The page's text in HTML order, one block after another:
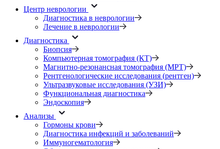
Центр неврологии
Диагностика в неврологии
Лечение в неврологии
Диагностика
Биопсия
Компьютерная томография (КТ)
Магнитно-резонансная томография (МРТ)
Рентгенологические исследования (рентген)
Ультразвуковые исследования (УЗИ)
Функциональная диагностика
Эндоскопия
Анализы
Гормоны крови
Диагностика инфекций и заболеваний
Иммуногематология